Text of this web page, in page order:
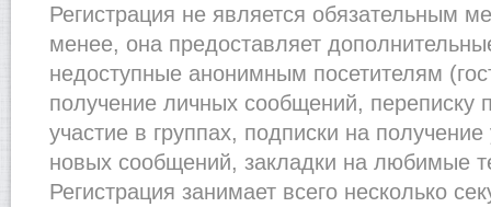
Регистрация не является обязательным
менее, она предоставляет
недоступные анонимным посетителям
получение личных сообщений, переписку
участие в группах, подписки на
новых сообщений, закладки на любимые
Регистрация занимает всего несколько